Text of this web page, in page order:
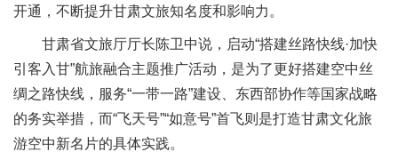
开通，不断提升甘肃文旅知名度和影响力。
甘肃省文旅厅厅长陈卫中说，启动“搭建丝路快线·加快
引客入甘”航旅融合主题推广活动，是为了更好搭建空中丝
绸之路快线，服务“一带一路”建设、东西部协作等国家战略
的务实举措，而“飞天号”“如意号”首飞则是打造甘肃文化旅
游空中新名片的具体实践。